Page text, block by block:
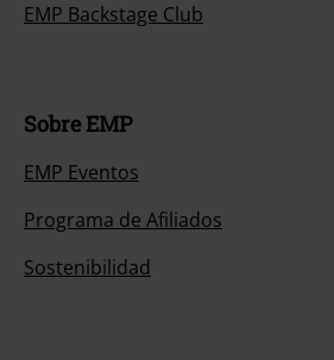
EMP Backstage Club
Sobre EMP
EMP Eventos
Programa de Afiliados
Sostenibilidad